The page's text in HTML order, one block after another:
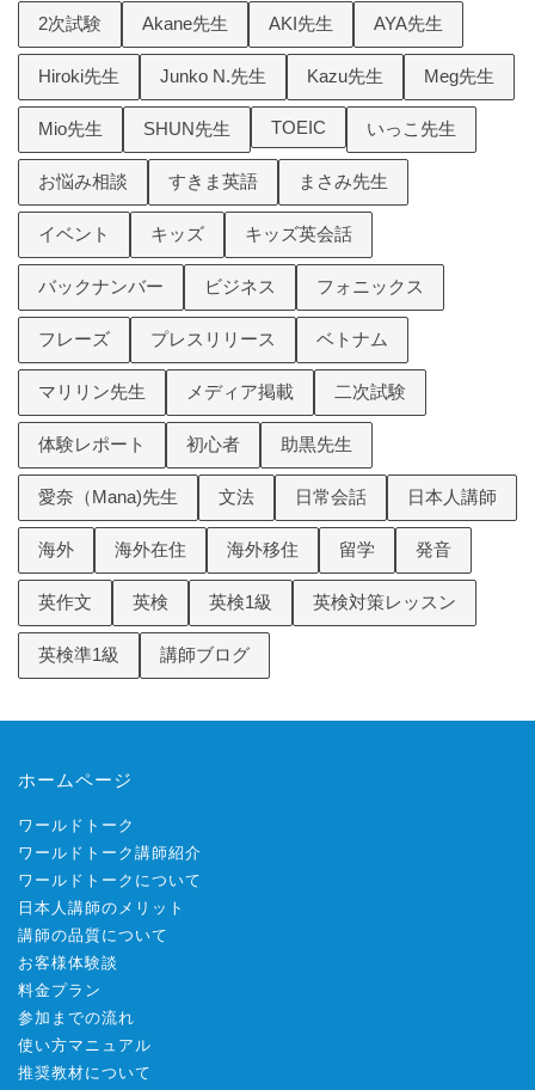
2次試験 Akane先生 AKI先生 AYA先生
Hiroki先生 Junko N.先生 Kazu先生 Meg先生
Mio先生 SHUN先生 TOEIC いっこ先生
お悩み相談 すきま英語 まさみ先生
イベント キッズ キッズ英会話
バックナンバー ビジネス フォニックス
フレーズ プレスリリース ベトナム
マリリン先生 メディア掲載 二次試験
体験レポート 初心者 助黒先生
愛奈（Mana)先生 文法 日常会話 日本人講師
海外 海外在住 海外移住 留学 発音
英作文 英検 英検1級 英検対策レッスン
英検準1級 講師ブログ
ホームページ
ワールドトーク
ワールドトーク講師紹介
ワールドトークについて
日本人講師のメリット
講師の品質について
お客様体験談
料金プラン
参加までの流れ
使い方マニュアル
推奨教材について